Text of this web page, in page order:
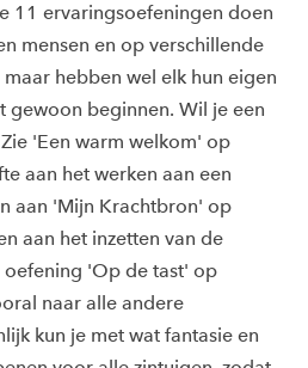
11 ervaringsoefeningen doen
mensen en op verschillende
hebben wel elk hun eigen
gewoon beginnen. Wil je een
'Een warm welkom' op
aan het werken aan een
aan 'Mijn Krachtbron' op
aan het inzetten van de
'Op de tast' op
naar alle andere
kun je met wat fantasie en